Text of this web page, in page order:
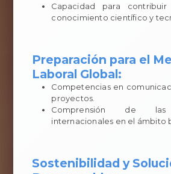
Capacidad para
conocimiento científico y
Preparación para el
Laboral Global:
Competencias en
proyectos.
Comprensión de las
internacionales en el ámbito
Sostenibilidad y